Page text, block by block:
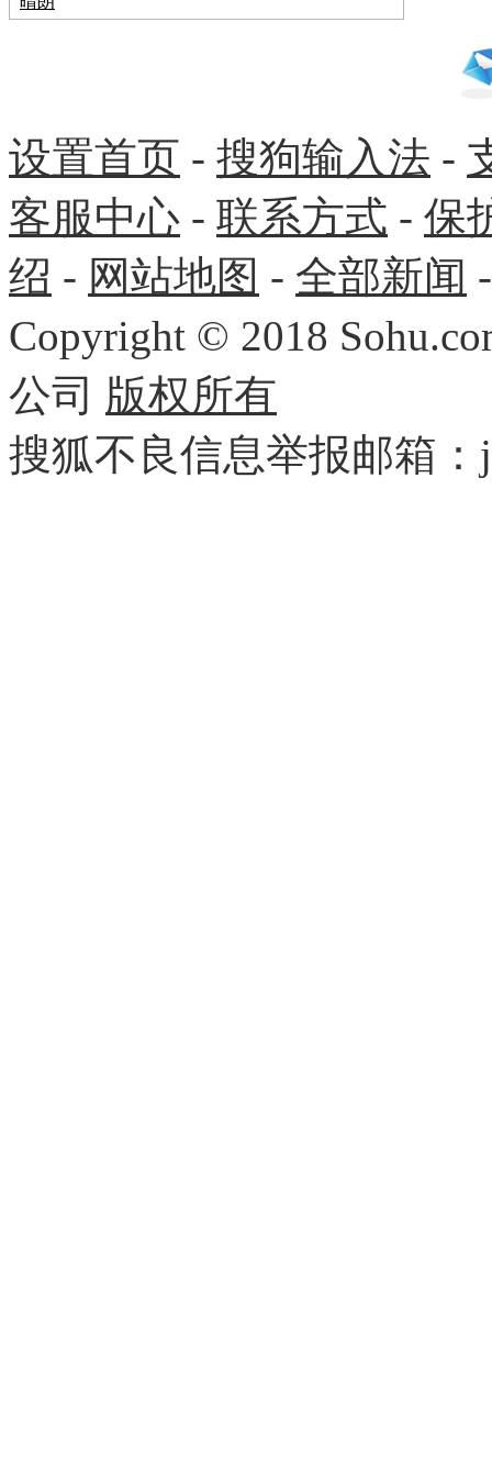
设置首页 - 搜狗输入法 -
客服中心 - 联系方式 - 保
绍 - 网站地图 - 全部新闻
Copyright © 2018
公司 版权所有
搜狐不良信息举报邮箱：